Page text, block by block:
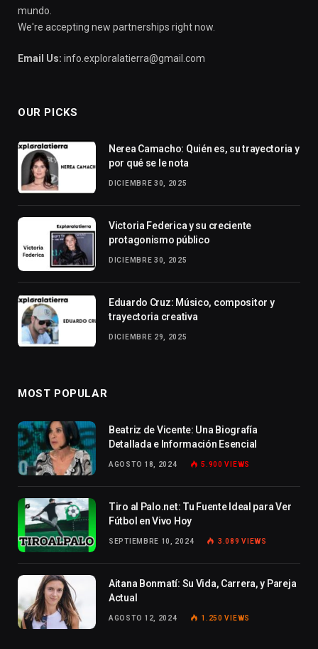
mundo.
We're accepting new partnerships right now.
Email Us: info.exploralatierra@gmail.com
OUR PICKS
Nerea Camacho: Quién es, su trayectoria y
por qué se le nota
DICIEMBRE 30, 2025
Victoria Federica y su creciente
protagonismo público
DICIEMBRE 30, 2025
Eduardo Cruz: Músico, compositor y
trayectoria creativa
DICIEMBRE 29, 2025
MOST POPULAR
Beatriz de Vicente: Una Biografía
Detallada e Información Esencial
AGOSTO 18, 2024 5.900VIEWS
Tiro al Palo.net: Tu Fuente Ideal para Ver
Fútbol en Vivo Hoy
SEPTIEMBRE 10, 2024 3.089VIEWS
Aitana Bonmatí: Su Vida, Carrera, y Pareja
Actual
AGOSTO 12, 2024 1.250VIEWS